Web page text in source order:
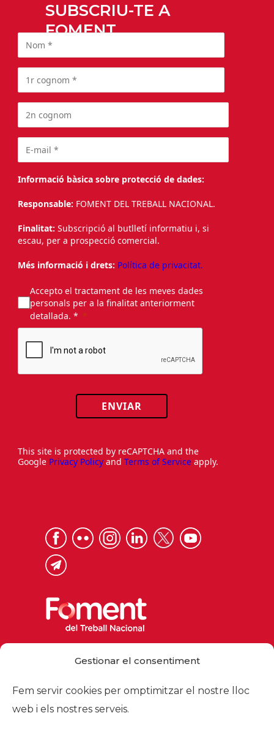
Gestionar el consentiment
Fem servir cookies per omptimitzar el nostre lloc
web i els nostres serveis.
SUBSCRIU-TE A
FOMENT
Informació bàsica sobre protecció de dades:
Responsable: FOMENT DEL TREBALL NACIONAL.
Finalitat: Subscripció al butlletí informatiu i, si
escau, per a prospecció comercial.
Més informació i drets: Política de privacitat.
Accepto el tractament de les meves dades
personals per a la finalitat anteriorment
detallada. *
ENVIAR
This site is protected by reCAPTCHA and the
Google Privacy Policy and Terms of Service apply.
foment@foment.com